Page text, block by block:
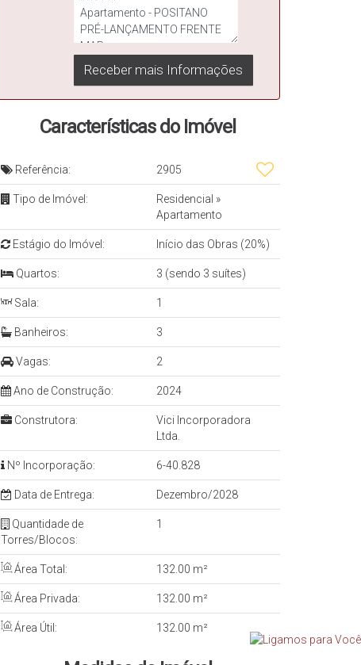
Características do Imóvel
Referência: 2905
Tipo de Imóvel: Residencial »
Apartamento
Estágio do Imóvel: Início das Obras (20%)
Quartos: 3 (sendo 3 suítes)
Sala: 1
Banheiros: 3
Vagas: 2
Ano de Construção: 2024
Construtora:
Vici Incorporadora
Ltda.
Nº Incorporação: 6-40.828
Data de Entrega: Dezembro/2028
Quantidade de
Torres/Blocos:
1
Área Total: 132.00 m²
Área Privada: 132.00 m²
Área Útil: 132.00 m²